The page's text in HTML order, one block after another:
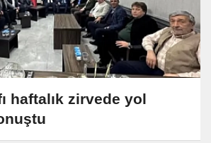
haftalık zirvede yol